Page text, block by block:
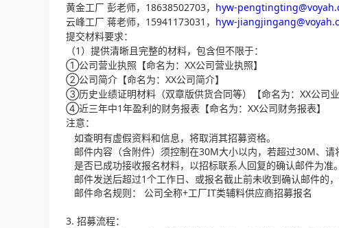
黄金工厂 彭老师，18638502703， hyw-
云峰工厂 蒋老师，15941173031， hyw-
提交材料要求：
（1）提供清晰且完整的材料，包含但不限于：
①公司营业执照【命名为：XX公司营业执照】
②公司简介【命名为：XX公司简介】
③历史业绩证明材料（双章版供货合同等）【命名为：XX公司业
④近三年中1年盈利的财务报表【命名为：XX公司财务报表】
注意：
如查明有虚假资料和信息，将取消其招募资格。
邮件内容（含附件）须控制在30M大小以内，若超过30M、请
是否已成功接收报名材料，以招标联系人回复的确认邮件为准。
邮件发送后超过1个工作日、或报名截止前未收到确认邮件的
邮件命名规则： 公司全称+工厂IT类辅料供应商招募报名
3. 招募流程：